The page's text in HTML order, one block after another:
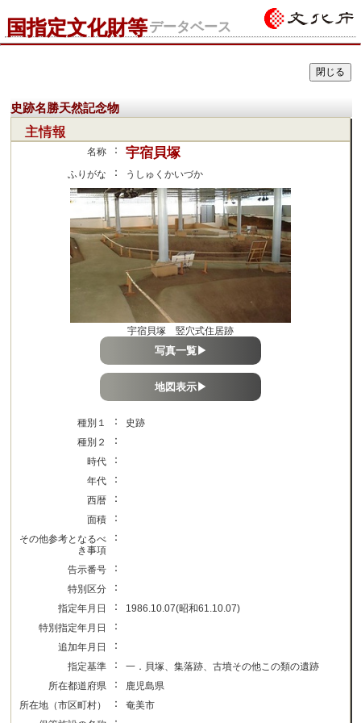
国指定文化財等データベース
史跡名勝天然記念物
主情報
名称 ： 宇宿貝塚
ふりがな ： うしゅくかいづか
宇宿貝塚 竪穴式住居跡
写真一覧▶
地図表示▶
種別１ ：
史跡
種別２
：
時代 ：
年代 ：
西暦 ：
面積 ：
その他参考となるべ
き事項
：
告示番号 ：
特別区分 ：
指定年月日 ：
1986.10.07(昭和61.10.07)
特別指定年月日
：
追加年月日 ：
指定基準 ：
一．貝塚、集落跡、古墳その他この類の遺跡
所在都道府県
：
鹿児島県
所在地（市区町村）
：
奄美市